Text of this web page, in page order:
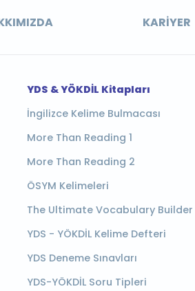
KARIYER
YDS & YÖKDİL Kitapları
İngilizce Kelime Bulmacası
More Than Reading 1
More Than Reading 2
ÖSYM Kelimeleri
The Ultimate Vocabulary Builder
YDS - YÖKDİL Kelime Defteri
YDS Deneme Sınavları
YDS-YÖKDİL Soru Tipleri